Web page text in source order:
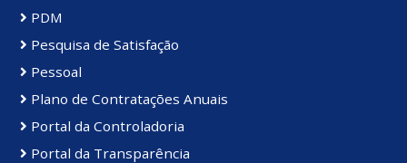
PDM
Pesquisa de Satisfação
Pessoal
Plano de Contratações Anuais
Portal da Controladoria
Portal da Transparência